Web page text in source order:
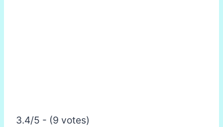
3.4/5 - (9 votes)